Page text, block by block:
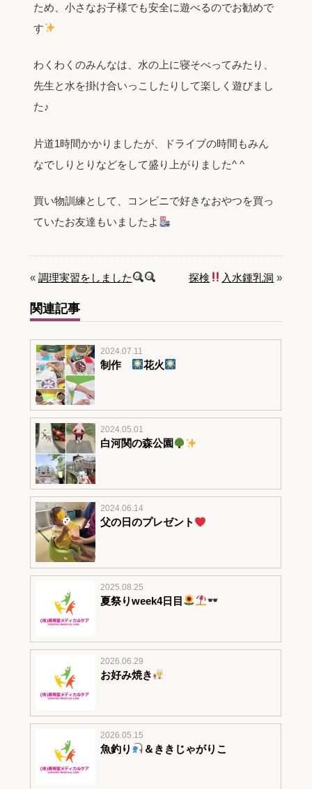
ため、小さなお子様でも安全に遊べるのでお勧めで
す
わくわくのみんなは、水の上に寝そべってみたり、
先生と水を掛け合いっこしたりして楽しく遊びまし
た♪
片道1時間かかりましたが、ドライブの時間もみん
なでしりとりなどをして盛り上がりました^ ^
買い物訓練として、コンビニで好きなおやつを買っ
ていたお友達もいましたよ
« 調理実習をしました 探検 入水鍾乳洞 »
関連記事
2024.07.11
制作 花火
2024.05.01
白河関の森公園
2024.06.14
父の日のプレゼント
2025.08.25
夏祭りweek4日目
2026.06.29
お好み焼き
2026.05.15
魚釣り ＆ききじゃがりこ